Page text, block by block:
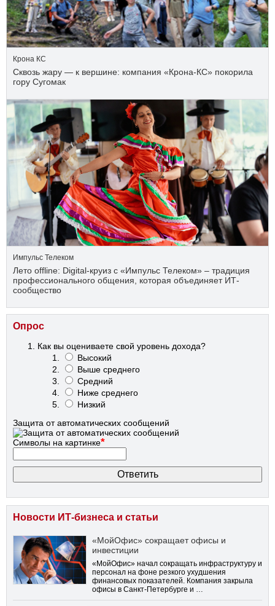
Крона КС
Сквозь жару — к вершине: компания «Крона‑КС» покорила
гору Сугомак
Импульс Телеком
Лето offline: Digital-круиз с «Импульс Телеком» – традиция
профессионального общения, которая объединяет ИТ-
сообщество
Опрос
Как вы оцениваете свой уровень дохода?
Высокий
Выше среднего
Средний
Ниже среднего
Низкий
Защита от автоматических сообщений
Символы на картинке*
Новости ИТ-бизнеса и статьи
«МойОфис» сокращает офисы и
инвестиции
«МойОфис» начал сокращать инфраструктуру и
персонал на фоне резкого ухудшения
финансовых показателей. Компания закрыла
офисы в Санкт-Петербурге и …